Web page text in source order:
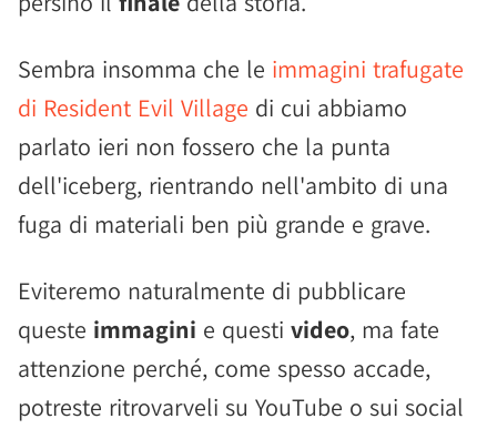
Sembra insomma che le immagini trafugate
di Resident Evil Village di cui abbiamo
parlato ieri non fossero che la punta
dell'iceberg, rientrando nell'ambito di una
fuga di materiali ben più grande e grave.
Eviteremo naturalmente di pubblicare
queste immagini e questi video, ma fate
attenzione perché, come spesso accade,
potreste ritrovarveli su YouTube o sui social